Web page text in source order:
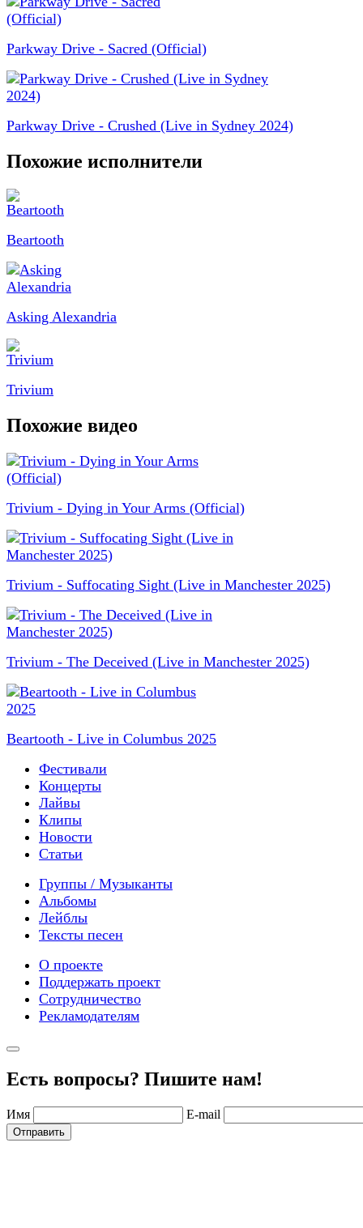
Parkway Drive - Sacred (Official)
Parkway Drive - Crushed (Live in Sydney 2024)
Похожие исполнители
Beartooth
Asking Alexandria
Trivium
Похожие видео
Trivium - Dying in Your Arms (Official)
Trivium - Suffocating Sight (Live in Manchester 2025)
Trivium - The Deceived (Live in Manchester 2025)
Beartooth - Live in Columbus 2025
Фестивали
Концерты
Лайвы
Клипы
Новости
Статьи
Группы / Музыканты
Альбомы
Лейблы
Тексты песен
О проекте
Поддержать проект
Сотрудничество
Рекламодателям
Есть вопросы? Пишите нам!
Имя E-mail